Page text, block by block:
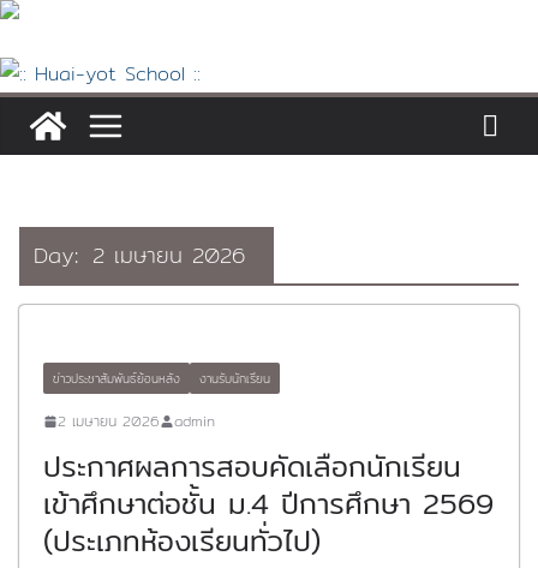
Skip
content
Day: 2 เมษายน 2026
ข่าวประชาสัมพันธ์ย้อนหลัง งานรับนักเรียน
2 เมษายน 2026 admin
ประกาศผลการสอบคัดเลือกนักเรียน
เข้าศึกษาต่อชั้น ม.4 ปีการศึกษา 2569
(ประเภทห้องเรียนทั่วไป)